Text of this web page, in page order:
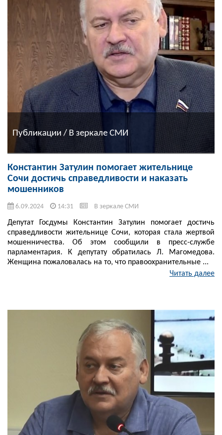
Публикации / В зеркале СМИ
Константин Затулин помогает жительнице
Сочи достичь справедливости и наказать
мошенников
6.09.2024 14:31 В зеркале СМИ
Депутат Госдумы Константин Затулин помогает достичь
справедливости жительнице Сочи, которая стала жертвой
мошенничества. Об этом сообщили в пресс-службе
парламентария. К депутату обратилась Л. Магомедова.
Женщина пожаловалась на то, что правоохранительные ...
Читать далее